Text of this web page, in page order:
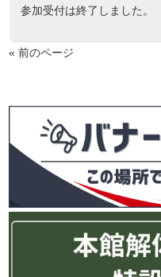
参加受付は終了しました。
« 前のページ